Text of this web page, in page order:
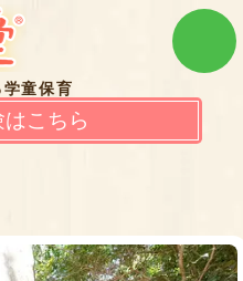
童保育
はこちら